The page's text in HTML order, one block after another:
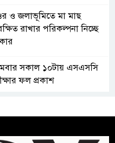
ও জলাভূমিতে মা মাছ
রাখার পরিকল্পনা নিচ্ছে
সকাল ১০টায় এসএসসি
ফল প্রকাশ